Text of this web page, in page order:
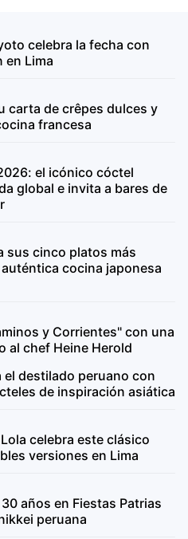
celebra la fecha con
en Lima
carta de crêpes dulces y
francesa
el icónico cóctel
global e invita a bares de
sus cinco platos más
cocina japonesa
y Corrientes" con una
al chef Heine Herold
el destilado peruano con
de inspiración asiática
celebra este clásico
versiones en Lima
años en Fiestas Patrias
peruana